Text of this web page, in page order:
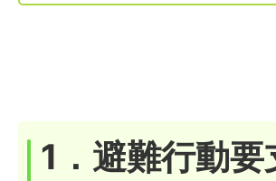
1．避難行動